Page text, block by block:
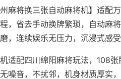
州麻将换三张自动麻将机】适配
，省去手动换牌繁琐，自动麻
，连续娱乐无压力，沉浸式感受
适配四川绵阳麻将玩法，108
噪音，不扰邻，机身材质厚实